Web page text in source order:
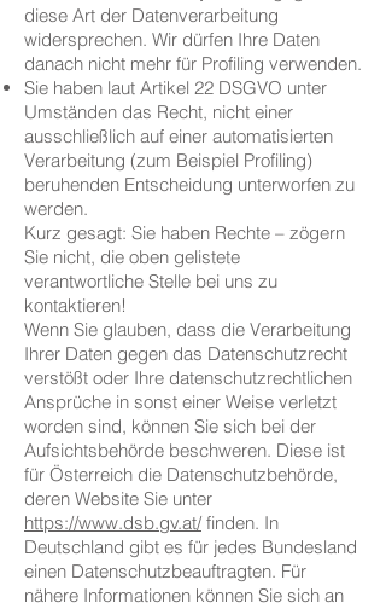
diese Art der Datenverarbeitung
widersprechen. Wir dürfen Ihre Daten
danach nicht mehr für Profiling verwenden.
Sie haben laut Artikel 22 DSGVO unter
Umständen das Recht, nicht einer
ausschließlich auf einer automatisierten
Verarbeitung (zum Beispiel Profiling)
beruhenden Entscheidung unterworfen zu
werden.
Kurz gesagt: Sie haben Rechte – zögern
Sie nicht, die oben gelistete
verantwortliche Stelle bei uns zu
kontaktieren!
Wenn Sie glauben, dass die Verarbeitung
Ihrer Daten gegen das Datenschutzrecht
verstößt oder Ihre datenschutzrechtlichen
Ansprüche in sonst einer Weise verletzt
worden sind, können Sie sich bei der
Aufsichtsbehörde beschweren. Diese ist
für Österreich die Datenschutzbehörde,
deren Website Sie unter
https://www.dsb.gv.at/finden. In
Deutschland gibt es für jedes Bundesland
einen Datenschutzbeauftragten. Für
nähere Informationen können Sie sich an